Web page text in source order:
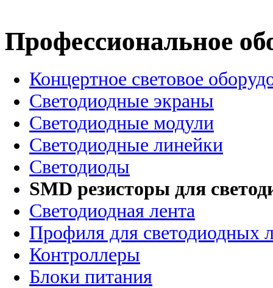
Профессиональное
Концертное световое
Cветодиодные экраны
Светодиодные модули
Светодиодные линейки
Светодиоды
SMD резисторы для
Светодиодная лента
Профиля для светодиодных
Контроллеры
Блоки питания